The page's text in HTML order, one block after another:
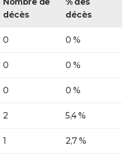
décès
décès
0 0 %
0 0 %
0 0 %
2 5,4 %
1 2,7 %